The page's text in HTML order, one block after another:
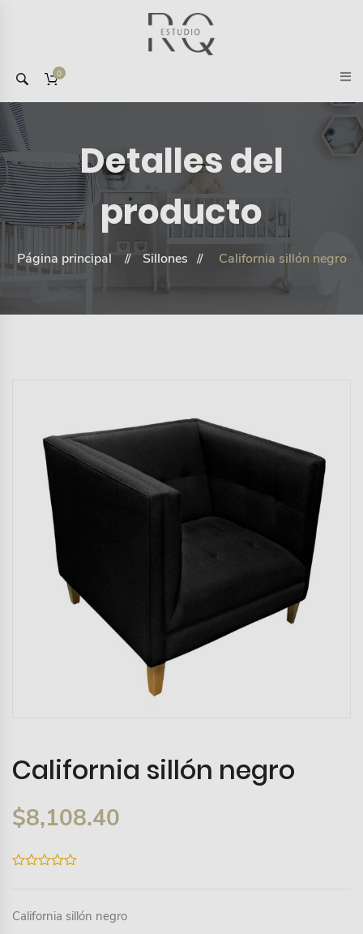
0
Detalles del
producto
Página principal Sillones California sillón negro
California sillón negro
$8,108.40
5
California sillón negro